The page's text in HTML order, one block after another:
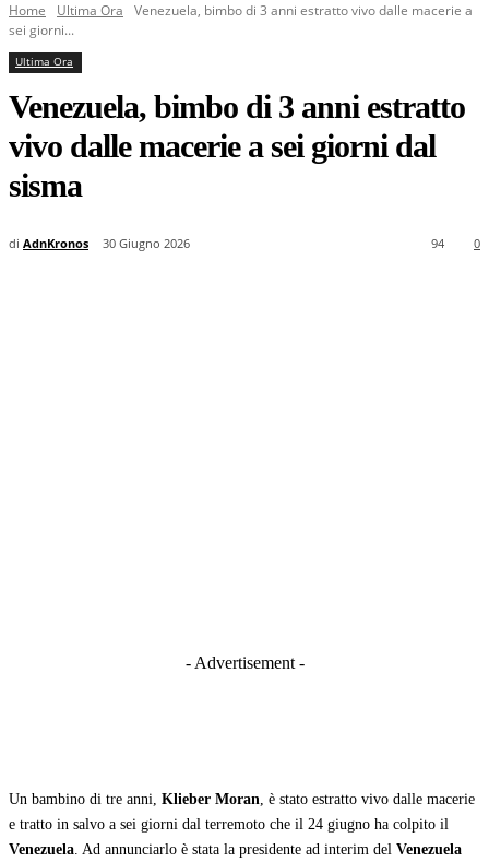
Home Ultima Ora
Venezuela, bimbo di 3 anni estratto vivo dalle macerie a
sei giorni...
Ultima Ora
Venezuela, bimbo di 3 anni estratto
vivo dalle macerie a sei giorni dal
sisma
di AdnKronos 30 Giugno 2026 0
94
- Advertisement -
Un bambino di tre anni, Klieber Moran, è stato estratto vivo dalle macerie
e tratto in salvo a sei giorni dal terremoto che il 24 giugno ha colpito il
Venezuela. Ad annunciarlo è stata la presidente ad interim del Venezuela